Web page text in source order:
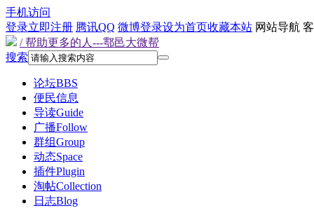
手机访问
登录立即注册 腾讯QQ 微博登录设为首页收藏本站 网站导航
/ 帮助更多的人---鄠邑大微帮
搜索
论坛BBS
便民信息
导读Guide
广播Follow
群组Group
动态Space
插件Plugin
淘帖Collection
日志Blog